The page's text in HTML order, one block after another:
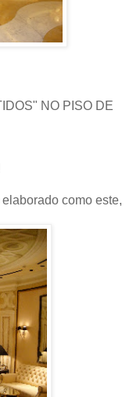
NO PISO DE
como este,